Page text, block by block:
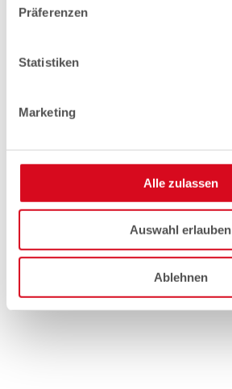
Präferenzen
Statistiken
Marketing
Alle zulassen
Auswahl erlauben
Ablehnen